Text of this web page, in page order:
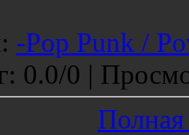
: -Pop Punk /
: 0.0/0 |
Полная